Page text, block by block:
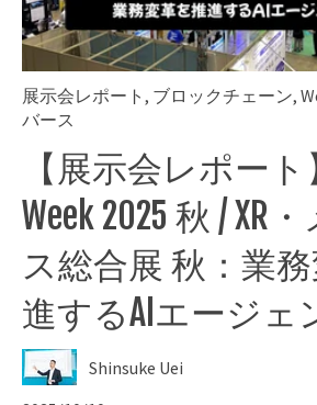
展示会レポート , ブロックチェーン,
バース
【展示会レポート
Week 2025 秋 / XR
ス総合展 秋：業
進するAIエージェ
Shinsuke Uei